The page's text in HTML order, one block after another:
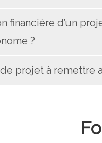
financière d’un
?
projet à remettre